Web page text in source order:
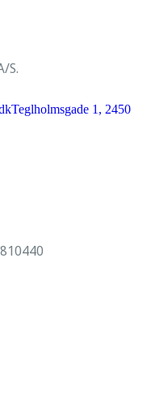
S.
Teglholmsgade 1, 2450